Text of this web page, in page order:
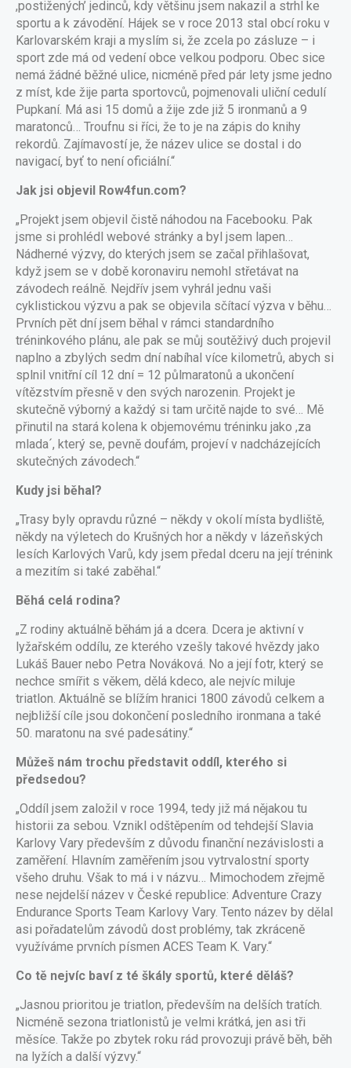
,postižených’ jedinců, kdy většinu jsem nakazil a strhl ke
sportu a k závodění. Hájek se v roce 2013 stal obcí roku v
Karlovarském kraji a myslím si, že zcela po zásluze – i
sport zde má od vedení obce velkou podporu. Obec sice
nemá žádné běžné ulice, nicméně před pár lety jsme jedno
z míst, kde žije parta sportovců, pojmenovali uliční cedulí
Pupkaní. Má asi 15 domů a žije zde již 5 ironmanů a 9
maratonců… Troufnu si říci, že to je na zápis do knihy
rekordů. Zajímavostí je, že název ulice se dostal i do
navigací, byť to není oficiální.“
Jak jsi objevil Row4fun.com?
„Projekt jsem objevil čistě náhodou na Facebooku. Pak
jsme si prohlédl webové stránky a byl jsem lapen…
Nádherné výzvy, do kterých jsem se začal přihlašovat,
když jsem se v době koronaviru nemohl střetávat na
závodech reálně. Nejdřív jsem vyhrál jednu vaši
cyklistickou výzvu a pak se objevila sčítací výzva v běhu…
Prvních pět dní jsem běhal v rámci standardního
tréninkového plánu, ale pak se můj soutěživý duch projevil
naplno a zbylých sedm dní nabíhal více kilometrů, abych si
splnil vnitřní cíl 12 dní = 12 půlmaratonů a ukončení
vítězstvím přesně v den svých narozenin. Projekt je
skutečně výborný a každý si tam určitě najde to své… Mě
přinutil na stará kolena k objemovému tréninku jako ,za
mlada´, který se, pevně doufám, projeví v nadcházejících
skutečných závodech.“
Kudy jsi běhal?
„Trasy byly opravdu různé – někdy v okolí místa bydliště,
někdy na výletech do Krušných hor a někdy v lázeňských
lesích Karlových Varů, kdy jsem předal dceru na její trénink
a mezitím si také zaběhal.“
Běhá celá rodina?
„Z rodiny aktuálně běhám já a dcera. Dcera je aktivní v
lyžařském oddílu, ze kterého vzešly takové hvězdy jako
Lukáš Bauer nebo Petra Nováková. No a její fotr, který se
nechce smířit s věkem, dělá kdeco, ale nejvíc miluje
triatlon. Aktuálně se blížím hranici 1800 závodů celkem a
nejbližší cíle jsou dokončení posledního ironmana a také
50. maratonu na své padesátiny.“
Můžeš nám trochu představit oddíl, kterého si
předsedou?
„Oddíl jsem založil v roce 1994, tedy již má nějakou tu
historii za sebou. Vznikl odštěpením od tehdejší Slavia
Karlovy Vary především z důvodu finanční nezávislosti a
zaměření. Hlavním zaměřením jsou vytrvalostní sporty
všeho druhu. Však to má i v názvu… Mimochodem zřejmě
nese nejdelší název v České republice: Adventure Crazy
Endurance Sports Team Karlovy Vary. Tento název by dělal
asi pořadatelům závodů dost problémy, tak zkráceně
využíváme prvních písmen ACES Team K. Vary.“
Co tě nejvíc baví z té škály sportů, které děláš?
„Jasnou prioritou je triatlon, především na delších tratích.
Nicméně sezona triatlonistů je velmi krátká, jen asi tři
měsíce. Takže po zbytek roku rád provozuji právě běh, běh
na lyžích a další výzvy.“